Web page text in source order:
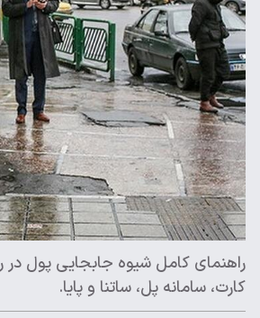
کارت، سامانه پل، ساتنا و پایا.